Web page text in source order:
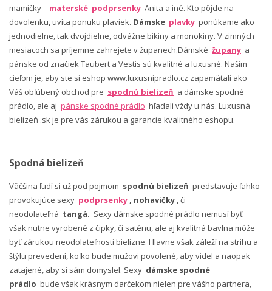
mamičky - materské podprsenky Anita a iné. Kto pôjde na
dovolenku, uvíta ponuku plaviek. Dámske plavky ponúkame ako
jednodielne, tak dvojdielne, odvážne bikiny a monokiny. V zimných
mesiacoch sa príjemne zahrejete v županech.Dámské župany a
pánske od značiek Taubert a Vestis sú kvalitné a luxusné. Našim
cieľom je, aby ste si eshop www.luxusnipradlo.cz zapamätali ako
Váš obľúbený obchod pre spodnú bielizeň a dámske spodné
prádlo, ale aj pánske spodné prádlo hľadali vždy u nás. Luxusná
bielizeň .sk je pre vás zárukou a garancie kvalitného eshopu.
Spodná bielizeň
Väčšina ľudí si už pod pojmom spodnú bielizeň predstavuje ľahko
provokujúce sexy podprsenky , nohavičky , či
neodolateľná tangá. Sexy dámske spodné prádlo nemusí byť
však nutne vyrobené z čipky, či saténu, ale aj kvalitná bavlna môže
byť zárukou neodolateľnosti bielizne. Hlavne však záleží na strihu a
štýlu prevedení, koľko bude mužovi povolené, aby videl a naopak
zatajené, aby si sám domyslel. Sexy dámske spodné
prádlo bude však krásnym darčekom nielen pre vášho partnera,